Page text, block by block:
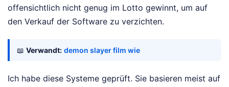
offensichtlich nicht genug im Lotto gewinnt, um auf
den Verkauf der Software zu verzichten.
📖 Verwandt: demon slayer film wie
Ich habe diese Systeme geprüft. Sie basieren meist auf